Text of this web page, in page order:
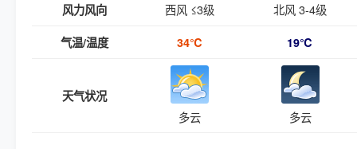
风力风向 西风 ≤3级 北风 3-4级
气温/温度 34℃ 19℃
天气状况
多云 多云